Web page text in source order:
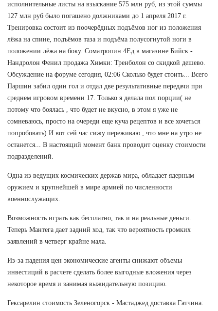
исполнительные листы на взыскание 575 млн руб, из этой суммы
127 млн руб было погашено должниками до 1 апреля 2017 г.
Тренировка состоит из поочерёдных подъёмов ног из положения
лёжа на спине, подъёмов таза и подъёма полусогнутой ноги в
положении лёжа на боку. Cоматропин 4Ед в магазине Бийск -
Нандролон Фенил продажа Химки: Тренболон со скидкой дешево.
Обсуждение на форуме сегодня, 02:06 Сколько будет стоить... Всего
Паршин забил один гол и отдал две результативные передачи при
среднем игровом времени 17. Только я делала пол порции( не
потому что боялась , что будет не вкусно, в этом я уже не
сомневаюсь, просто на очереди еще куча рецептов и все хочеться
попробовать) И вот сей час сижу переживаю , что мне на утро не
останется... В настоящий момент банк проводит оценку стоимости
подразделений.
Одна из ведущих космических держав мира, обладает ядерным
оружием и крупнейшей в мире армией по численности
военнослужащих.
Возможность играть как бесплатно, так и на реальные деньги.
Теперь Мантега дает задний ход, так что вероятность громких
заявлений в четверг крайне мала.
Из-за падения цен экономические агенты снижают объемы
инвестиций в расчете сделать более выгодные вложения через
некоторое время и занимая выжидательную позицию.
Гексарелин стоимость Зеленогорск - Мастаджед доставка Гатчина: